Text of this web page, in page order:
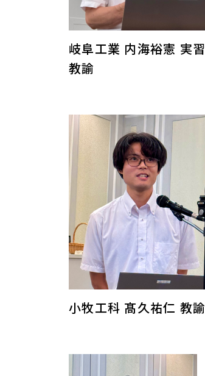
岐阜工業 内海裕憲 実習
教諭
小牧工科 髙久祐仁 教諭